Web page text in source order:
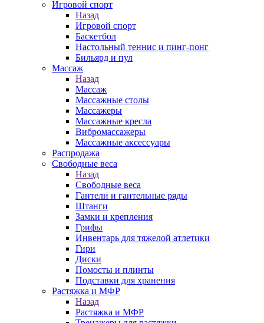
Игровой спорт
Назад
Игровой спорт
Баскетбол
Настольный теннис и пинг-понг
Бильярд и пул
Массаж
Назад
Массаж
Массажные столы
Массажеры
Массажные кресла
Вибромассажеры
Массажные аксессуары
Распродажа
Свободные веса
Назад
Свободные веса
Гантели и гантельные ряды
Штанги
Замки и крепления
Грифы
Инвентарь для тяжелой атлетики
Гири
Диски
Помосты и плинты
Подставки для хранения
Растяжка и МФР
Назад
Растяжка и МФР